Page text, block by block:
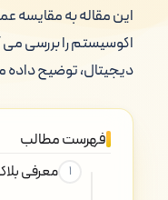
این مقاله به مقایسه
اکوسیستم را بررسی
دیجیتال، توضیح
فهرست مطالب
معرفی